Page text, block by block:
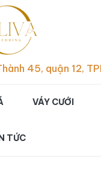
đẹp
45, quận 12,
VÁY CƯỚI
TỨC